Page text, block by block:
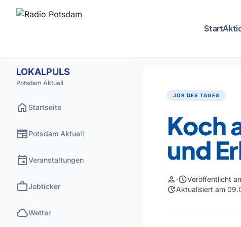
Start
LOKALPULS
Potsdam Aktuell
home Startseite
newspaperPotsdam Aktuell
eventVeranstaltungen
workJobticker
cloudWetter
JOB DES TAGES
Koch
und
person scheduleVeröffentlicht
updateAktualisiert am